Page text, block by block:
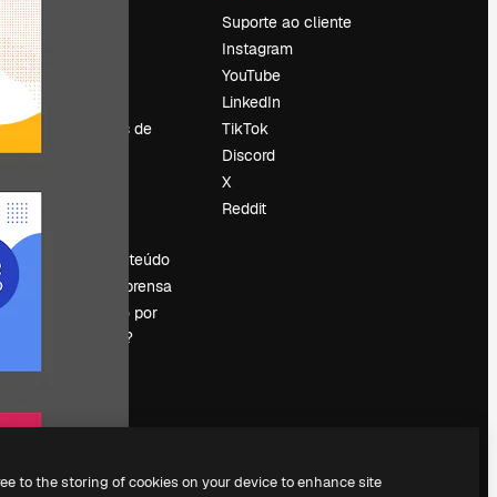
Tendências de
Vender conteúdo
Sala de imprensa
Procurando por
magnific.ai?
Suporte ao cliente
Instagram
YouTube
LinkedIn
TikTok
Discord
X
Reddit
to the storing of cookies on your device to enhance site